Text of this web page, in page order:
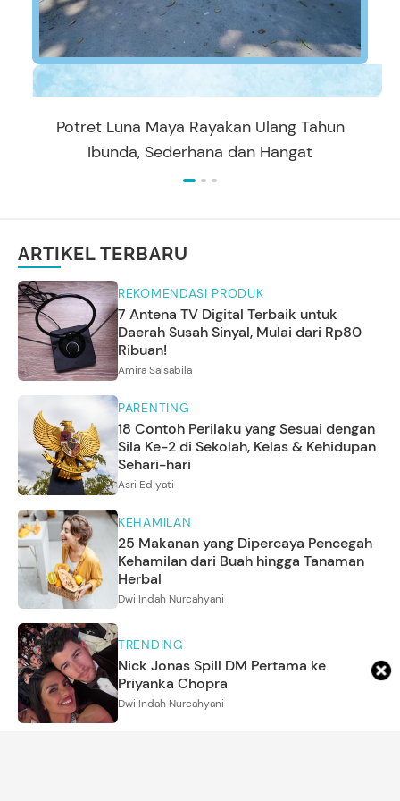
Potret Luna Maya Rayakan Ulang Tahun
Ibunda, Sederhana dan Hangat
ARTIKEL TERBARU
REKOMENDASI PRODUK
7 Antena TV Digital Terbaik untuk
Daerah Susah Sinyal, Mulai dari Rp80
Ribuan!
Amira Salsabila
PARENTING
18 Contoh Perilaku yang Sesuai dengan
Sila Ke-2 di Sekolah, Kelas & Kehidupan
Sehari-hari
Asri Ediyati
KEHAMILAN
25 Makanan yang Dipercaya Pencegah
Kehamilan dari Buah hingga Tanaman
Herbal
Dwi Indah Nurcahyani
TRENDING
Nick Jonas Spill DM Pertama ke
Priyanka Chopra
Dwi Indah Nurcahyani